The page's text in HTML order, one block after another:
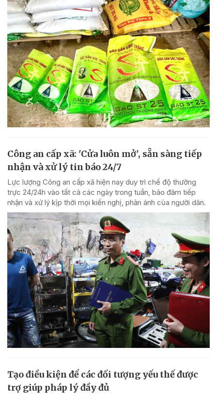
Công an cấp xã: 'Cửa luôn mở', sẵn sàng tiếp
nhận và xử lý tin báo 24/7
Lực lượng Công an cấp xã hiện nay duy trì chế độ thường
trực 24/24h vào tất cả các ngày trong tuần, bảo đảm tiếp
nhận và xử lý kịp thời mọi kiến nghị, phản ánh của người dân.
Tạo điều kiện để các đối tượng yếu thế được
trợ giúp pháp lý đầy đủ